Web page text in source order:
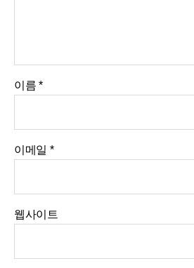
이름*
이메일 *
웹사이트